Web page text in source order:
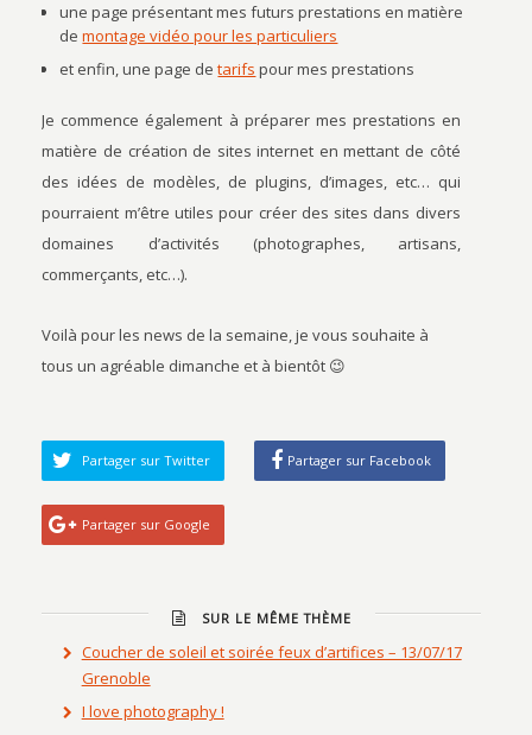
une page présentant mes futurs prestations en matière
demontage vidéo pour les particuliers
et enfin, une page detarifs pour mes prestations
Je commence également à préparer mes prestations en
matière de création de sites internet en mettant de côté
des idées de modèles, de plugins, d’images, etc… qui
pourraient m’être utiles pour créer des sites dans divers
domaines d’activités (photographes, artisans,
commerçants, etc…).
Voilà pour les news de la semaine, je vous souhaite à
tous un agréable dimanche et à bientôt 😉
Partager sur Twitter Partager sur Facebook
Partager sur Google
SUR LE MÊME THÈME
Coucher de soleil et soirée feux d’artifices – 13/07/17
Grenoble
I love photography !